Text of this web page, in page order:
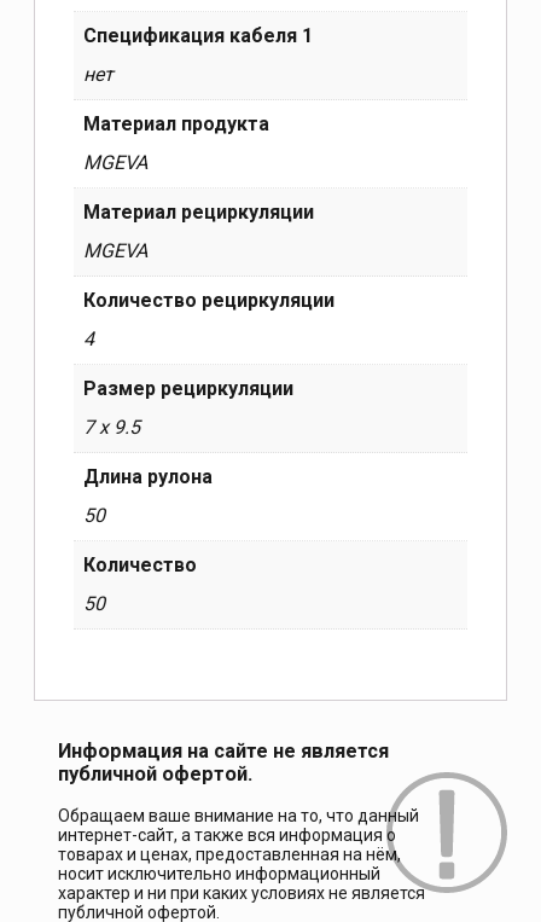
Спецификация кабеля 1
нет
Материал продукта
MGEVA
Материал рециркуляции
MGEVA
Количество рециркуляции
4
Размер рециркуляции
7 x 9.5
Длина рулона
50
Количество
50
Информация на сайте не является
публичной офертой.
Обращаем ваше внимание на то, что данный
интернет-сайт, а также вся информация о
товарах и ценах, предоставленная на нём,
носит исключительно информационный
характер и ни при каких условиях не является
публичной офертой.